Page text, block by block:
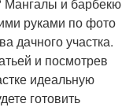
Мангалы и барбекю
руками по фото
дачного участка.
и посмотрев
идеальную
готовить